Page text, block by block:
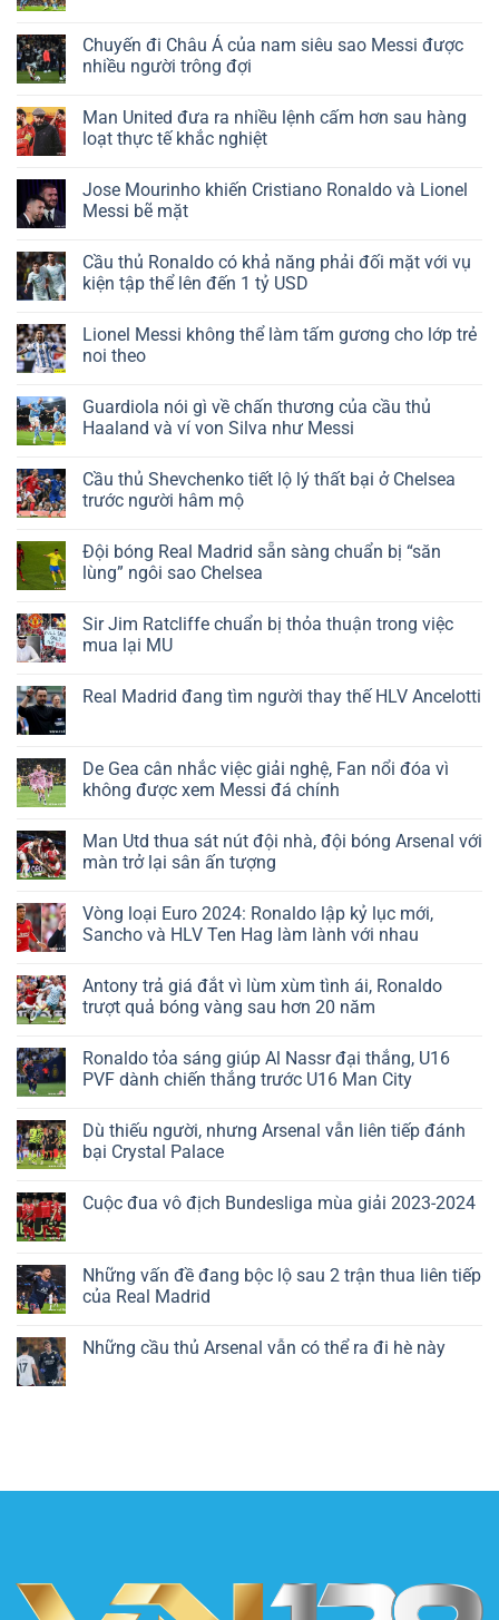
Chuyến đi Châu Á của nam siêu sao Messi được
nhiều người trông đợi
Man United đưa ra nhiều lệnh cấm hơn sau hàng
loạt thực tế khắc nghiệt
Jose Mourinho khiến Cristiano Ronaldo và Lionel
Messi bẽ mặt
Cầu thủ Ronaldo có khả năng phải đối mặt với vụ
kiện tập thể lên đến 1 tỷ USD
Lionel Messi không thể làm tấm gương cho lớp trẻ
noi theo
Guardiola nói gì về chấn thương của cầu thủ
Haaland và ví von Silva như Messi
Cầu thủ Shevchenko tiết lộ lý thất bại ở Chelsea
trước người hâm mộ
Đội bóng Real Madrid sẵn sàng chuẩn bị “săn
lùng” ngôi sao Chelsea
Sir Jim Ratcliffe chuẩn bị thỏa thuận trong việc
mua lại MU
Real Madrid đang tìm người thay thế HLV Ancelotti
De Gea cân nhắc việc giải nghệ, Fan nổi đóa vì
không được xem Messi đá chính
Man Utd thua sát nút đội nhà, đội bóng Arsenal với
màn trở lại sân ấn tượng
Vòng loại Euro 2024: Ronaldo lập kỷ lục mới,
Sancho và HLV Ten Hag làm lành với nhau
Antony trả giá đắt vì lùm xùm tình ái, Ronaldo
trượt quả bóng vàng sau hơn 20 năm
Ronaldo tỏa sáng giúp Al Nassr đại thắng, U16
PVF dành chiến thắng trước U16 Man City
Dù thiếu người, nhưng Arsenal vẫn liên tiếp đánh
bại Crystal Palace
Cuộc đua vô địch Bundesliga mùa giải 2023-2024
Những vấn đề đang bộc lộ sau 2 trận thua liên tiếp
của Real Madrid
Những cầu thủ Arsenal vẫn có thể ra đi hè này